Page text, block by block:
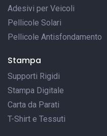
Adesivi per Veicoli
Pellicole Solari
Pellicole Antisfondamento
Stampa
Supporti Rigidi
Stampa Digitale
Carta da Parati
T-Shirt e Tessuti